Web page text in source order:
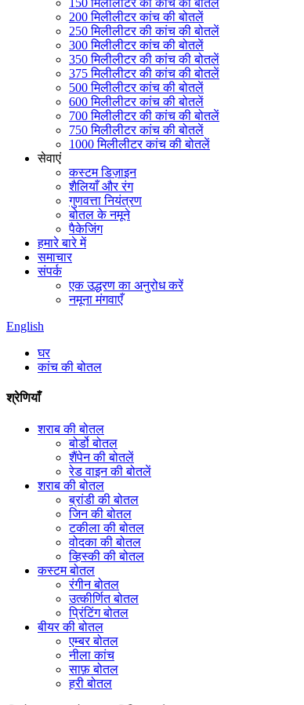
150 मिलीलीटर की कांच की बोतलें
200 मिलीलीटर कांच की बोतलें
250 मिलीलीटर की कांच की बोतलें
300 मिलीलीटर कांच की बोतलें
350 मिलीलीटर की कांच की बोतलें
375 मिलीलीटर की कांच की बोतलें
500 मिलीलीटर कांच की बोतलें
600 मिलीलीटर कांच की बोतलें
700 मिलीलीटर की कांच की बोतलें
750 मिलीलीटर कांच की बोतलें
1000 मिलीलीटर कांच की बोतलें
सेवाएं
कस्टम डिज़ाइन
शैलियाँ और रंग
गुणवत्ता नियंत्रण
बोतल के नमूने
पैकेजिंग
हमारे बारे में
समाचार
संपर्क
एक उद्धरण का अनुरोध करें
नमूना मंगवाएँ
English
घर
कांच की बोतल
श्रेणियाँ
शराब की बोतल
बोर्डो बोतल
शैंपेन की बोतलें
रेड वाइन की बोतलें
शराब की बोतल
ब्रांडी की बोतल
जिन की बोतल
टकीला की बोतल
वोदका की बोतल
व्हिस्की की बोतल
कस्टम बोतल
रंगीन बोतल
उत्कीर्णित बोतल
प्रिंटिंग बोतल
बीयर की बोतल
एम्बर बोतल
नीला कांच
साफ़ बोतल
हरी बोतल